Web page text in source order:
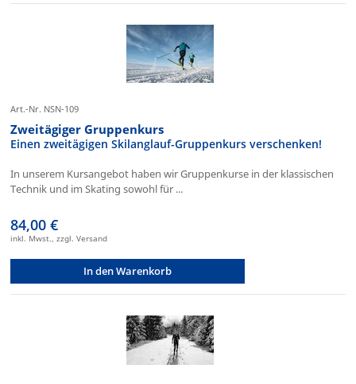
Art.-Nr. NSN-109
Zweitägiger Gruppenkurs
Einen zweitägigen Skilanglauf-Gruppenkurs verschenken!
In unserem Kursangebot haben wir Gruppenkurse in der klassischen
Technik und im Skating sowohl für ...
84,00 €
inkl. Mwst., zzgl. Versand
In den Warenkorb